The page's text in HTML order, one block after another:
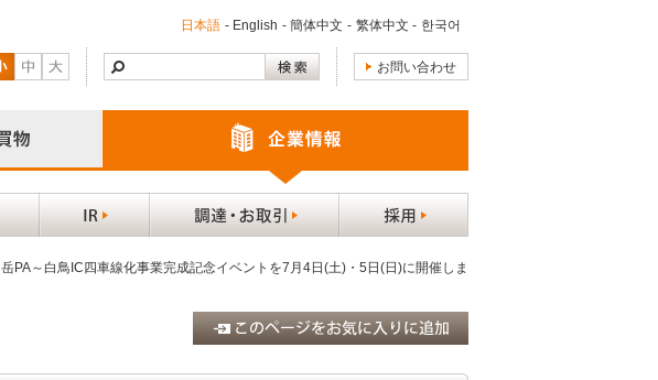
日本語 - English - 簡体中文 - 繁体中文 - 한국어
お問い合わせ
PA～白鳥IC四車線化事業完成記念イベントを7月4日(土)・5日(日)に開催しま